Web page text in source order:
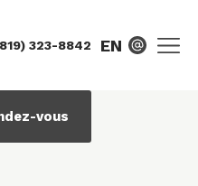
323-8842 EN
vous